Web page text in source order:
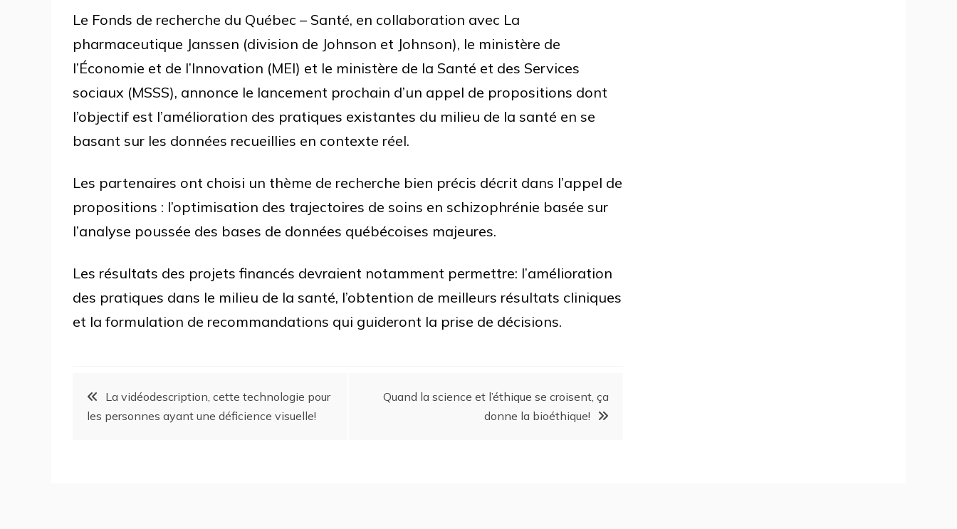
Le Fonds de recherche du Québec – Santé, en collaboration avec La
pharmaceutique Janssen (division de Johnson et Johnson), le ministère de
l’Économie et de l’Innovation (MEI) et le ministère de la Santé et des Services
sociaux (MSSS), annonce le lancement prochain d’un appel de propositions dont
l’objectif est l’amélioration des pratiques existantes du milieu de la santé en se
basant sur les données recueillies en contexte réel.
Les partenaires ont choisi un thème de recherche bien précis décrit dans l’appel de
propositions : l’optimisation des trajectoires de soins en schizophrénie basée sur
l’analyse poussée des bases de données québécoises majeures.
Les résultats des projets financés devraient notamment permettre: l’amélioration
des pratiques dans le milieu de la santé, l’obtention de meilleurs résultats cliniques
et la formulation de recommandations qui guideront la prise de décisions.
La vidéodescription, cette technologie pour
les personnes ayant une déficience visuelle!
Quand la science et l’éthique se croisent, ça
donne la bioéthique!